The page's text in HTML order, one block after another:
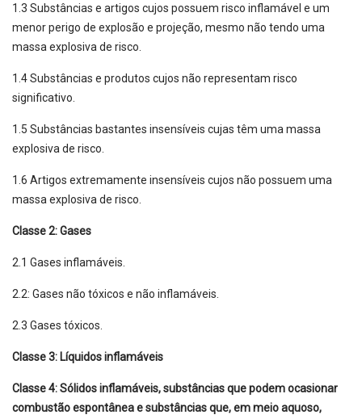
1.3 Substâncias e artigos cujos possuem risco inflamável e um
menor perigo de explosão e projeção, mesmo não tendo uma
massa explosiva de risco.
1.4 Substâncias e produtos cujos não representam risco
significativo.
1.5 Substâncias bastantes insensíveis cujas têm uma massa
explosiva de risco.
1.6 Artigos extremamente insensíveis cujos não possuem uma
massa explosiva de risco.
Classe 2: Gases
2.1 Gases inflamáveis.
2.2: Gases não tóxicos e não inflamáveis.
2.3 Gases tóxicos.
Classe 3: Líquidos inflamáveis
Classe 4: Sólidos inflamáveis, substâncias que podem ocasionar
combustão espontânea e substâncias que, em meio aquoso,